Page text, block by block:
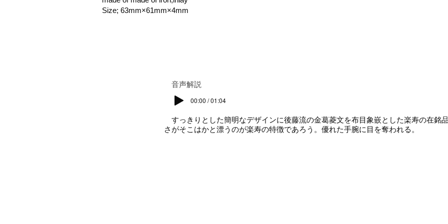
Size; 63mm×61mm×4mm
​音声解説
00:00 / 01:04
すっきりとした簡明なデザインに後藤流の金葛菱文を布目象嵌とした楽寿の在銘
さがそこはかと漂うのが楽寿の特徴であろう。優れた手腕に目を奪われる。